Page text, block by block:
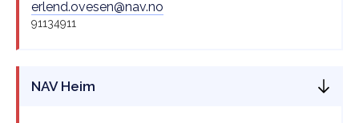
erlend.ovesen@nav.no
91134911
NAV Heim